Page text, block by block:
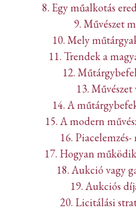
8. Egy műalkotás
9. Művészet
10. Mely
11. Trendek a
12.
13. Művészet
14. A
15. A modern
16.
17. Hogyan
18. Aukció vagy
19. Aukciós
20. Licitálási